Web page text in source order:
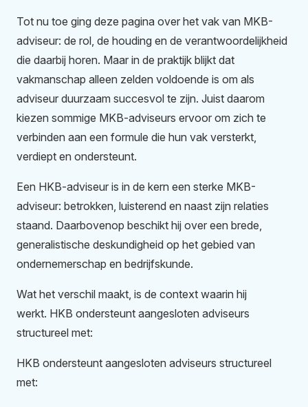
Tot nu toe ging deze pagina over het vak van MKB-
adviseur: de rol, de houding en de verantwoordelijkheid
die daarbij horen. Maar in de praktijk blijkt dat
vakmanschap alleen zelden voldoende is om als
adviseur duurzaam succesvol te zijn. Juist daarom
kiezen sommige MKB-adviseurs ervoor om zich te
verbinden aan een formule die hun vak versterkt,
verdiept en ondersteunt.
Een HKB-adviseur is in de kern een sterke MKB-
adviseur: betrokken, luisterend en naast zijn relaties
staand. Daarbovenop beschikt hij over een brede,
generalistische deskundigheid op het gebied van
ondernemerschap en bedrijfskunde.
Wat het verschil maakt, is de context waarin hij
werkt. HKB ondersteunt aangesloten adviseurs
structureel met:
HKB ondersteunt aangesloten adviseurs structureel
met: